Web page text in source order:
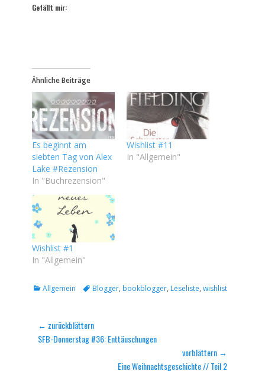
Gefällt mir:
Ähnliche Beiträge
Es beginnt am
siebten Tag von Alex
Lake #Rezension
In "Buchrezension"
Wishlist #11
In "Allgemein"
Wishlist #1
In "Allgemein"
Kategorien
Allgemein TagsBlogger, bookblogger, Leseliste, wishlist
Beitragsnavigation
← zurückblättern
Vorheriger
SFB-Donnerstag #36: Enttäuschungen
vorblättern →
Eine Weihnachtsgeschichte // Teil 2